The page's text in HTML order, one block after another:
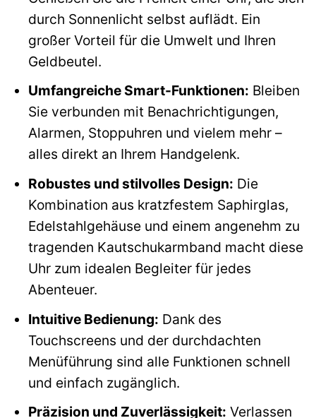
durch Sonnenlicht selbst auflädt. Ein
großer Vorteil für die Umwelt und Ihren
Geldbeutel.
Umfangreiche Smart-Funktionen: Bleiben
Sie verbunden mit Benachrichtigungen,
Alarmen, Stoppuhren und vielem mehr –
alles direkt an Ihrem Handgelenk.
Robustes und stilvolles Design: Die
Kombination aus kratzfestem Saphirglas,
Edelstahlgehäuse und einem angenehm zu
tragenden Kautschukarmband macht diese
Uhr zum idealen Begleiter für jedes
Abenteuer.
Intuitive Bedienung: Dank des
Touchscreens und der durchdachten
Menüführung sind alle Funktionen schnell
und einfach zugänglich.
Präzision und Zuverlässigkeit: Verlassen